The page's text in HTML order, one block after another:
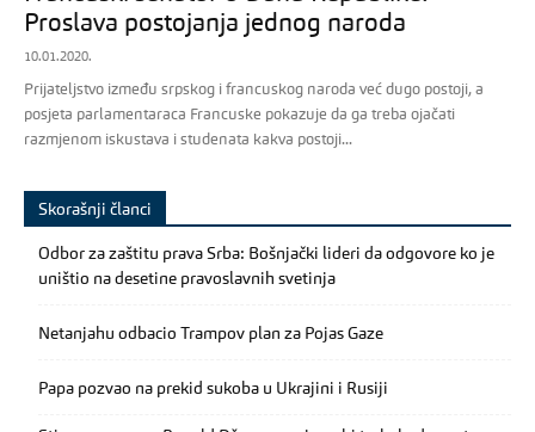
Proslava postojanja jednog naroda
10.01.2020.
Prijateljstvo između srpskog i francuskog naroda već dugo postoji, a
posjeta parlamentaraca Francuske pokazuje da ga treba ojačati
razmjenom iskustava i studenata kakva postoji...
Skorašnji članci
Odbor za zaštitu prava Srba: Bošnjački lideri da odgovore ko je
uništio na desetine pravoslavnih svetinja
Netanjahu odbacio Trampov plan za Pojas Gaze
Papa pozvao na prekid sukoba u Ukrajini i Rusiji